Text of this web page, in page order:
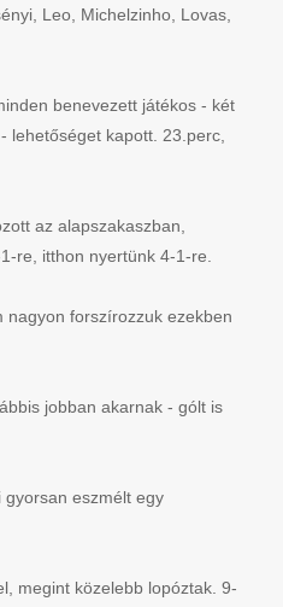
Leo, Michelzinho, Lovas,
benevezett játékos - két
lehetőséget kapott. 23.perc,
az alapszakaszban,
re, itthon nyertünk 4-1-re.
forszírozzuk ezekben
jobban akarnak - gólt is
gyorsan eszmélt egy
megint közelebb lopóztak. 9-